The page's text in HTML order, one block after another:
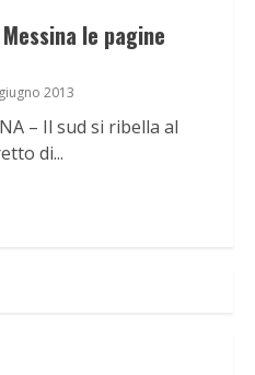
le pagine
2013
– Il sud si ribella al
di...